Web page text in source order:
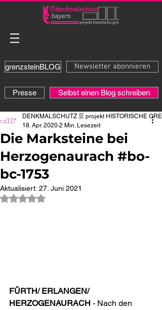
grenzsteinBLOG
Presse
Newsletter abonnieren
Selbst einen Blog schreiben
Die Marksteine bei
Herzogenaurach #bo-
bc-1753
DENKMALSCHUTZ ☰ projekt HISTORISCHE
18. Apr. 2020 2 Min. Lesezeit
Aktualisiert: 27. Juni 2021
Mit NaN von 5 Sternen bewertet.
FÜRTH/ ERLANGEN/
HERZOGENAURACH - Nach den